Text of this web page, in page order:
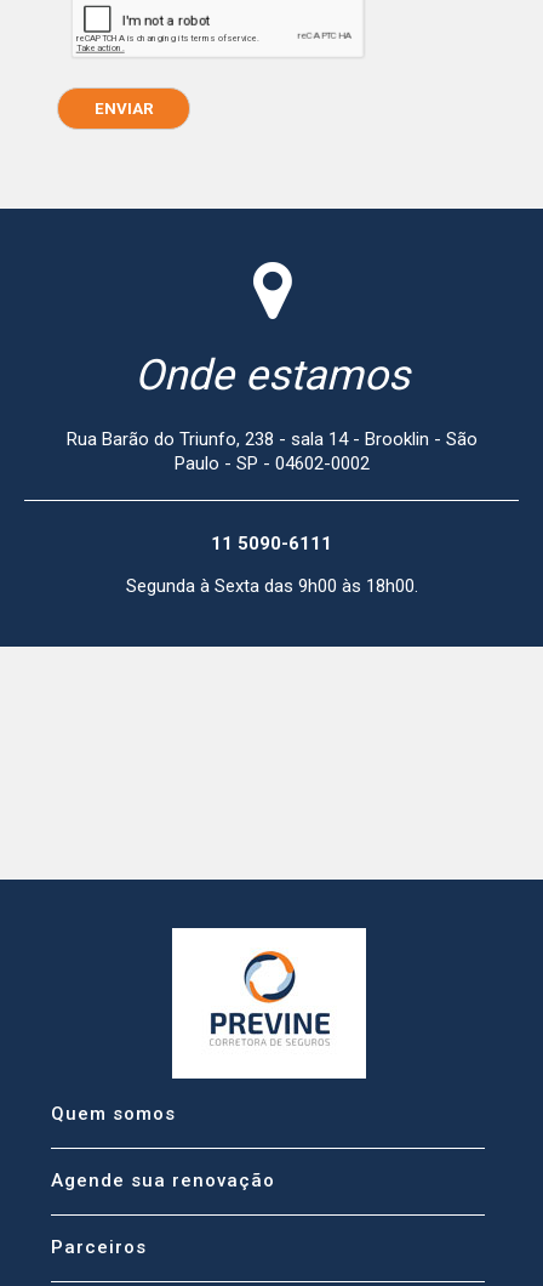
Onde estamos
Rua Barão do Triunfo, 238 - sala 14 - Brooklin - São
Paulo - SP - 04602-0002
11 5090-6111
Segunda à Sexta das 9h00 às 18h00.
Quem somos
Agende sua renovação
Parceiros